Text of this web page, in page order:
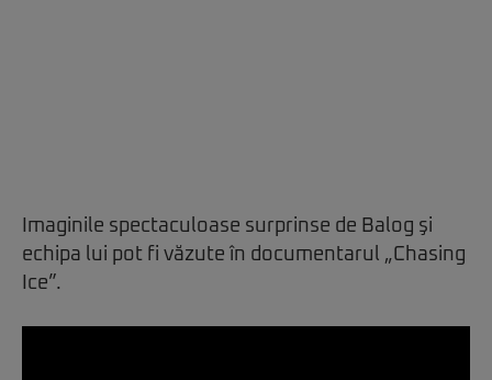
Imaginile spectaculoase surprinse de Balog şi
echipa lui pot fi văzute în documentarul „Chasing
Ice”.